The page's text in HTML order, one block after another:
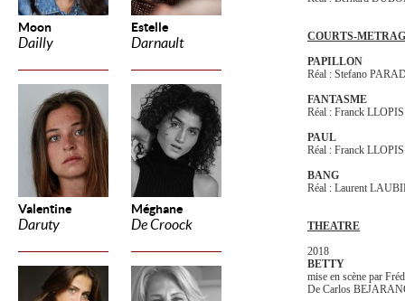
Moon
Dailly
Estelle
Darnault
Valentine
Daruty
Méghane
De Croock
COURTS-
PAPILLON
Réal : Stefano
FANTASME
Réal : Franck LLOPIS
PAUL
Réal : Franck LLOPIS
BANG
Réal : Laurent
THEATRE
2018
BETTY
mise en scène par
De Carlos